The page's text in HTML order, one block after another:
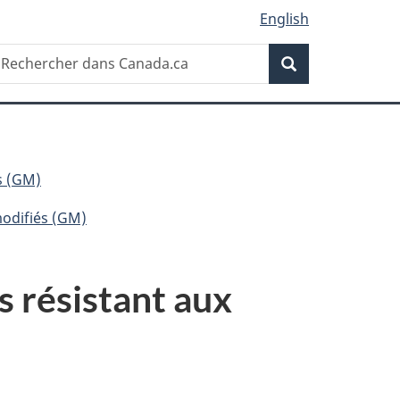
English
Recherche
(GM)
(GM)
résistant aux